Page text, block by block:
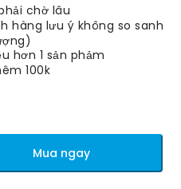
chờ lâu
hàng lưu ý không so sanh
hơn 1 sản phảm
100k
Mua ngay